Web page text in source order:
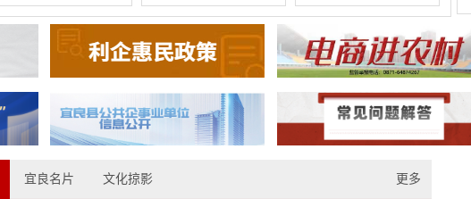
更多
宜良名片 文化掠影